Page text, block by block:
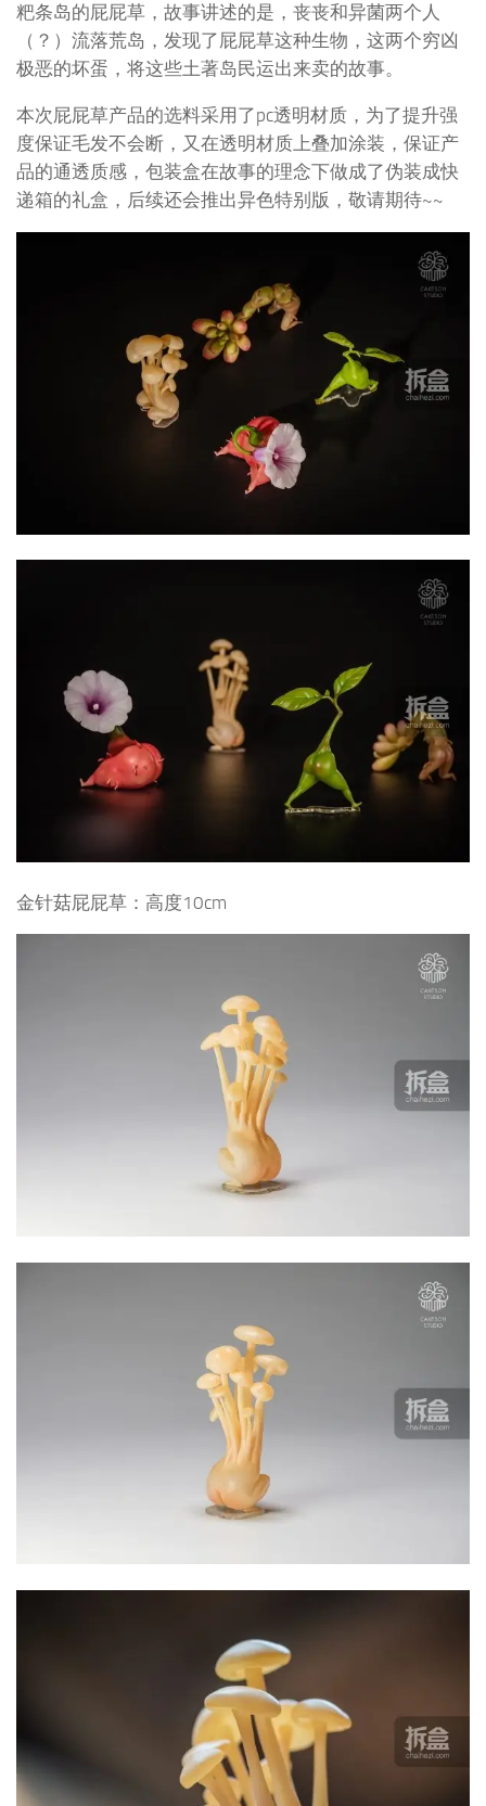
粑条岛的屁屁草，故事讲述的是，丧丧和异菌两个人
（？）流落荒岛，发现了屁屁草这种生物，这两个穷凶
极恶的坏蛋，将这些土著岛民运出来卖的故事。
本次屁屁草产品的选料采用了pc透明材质，为了提升强
度保证毛发不会断，又在透明材质上叠加涂装，保证产
品的通透质感，包装盒在故事的理念下做成了伪装成快
递箱的礼盒，后续还会推出异色特别版，敬请期待~~
金针菇屁屁草： 高度10cm